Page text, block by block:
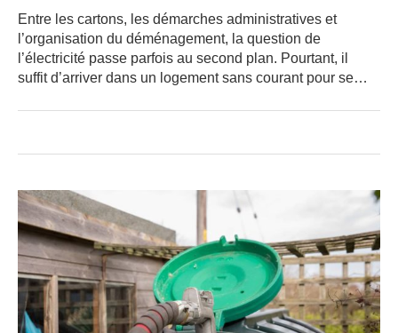
Entre les cartons, les démarches administratives et
l’organisation du déménagement, la question de
l’électricité passe parfois au second plan. Pourtant, il
suffit d’arriver dans un logement sans courant pour se…